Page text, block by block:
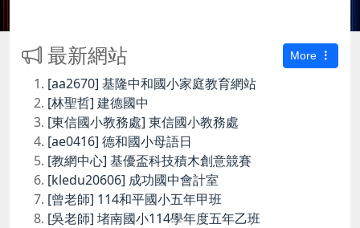
最新網站 More
[aa2670] 基隆中和國小家庭教育網站
[林聖哲] 建德國中
[東信國小教務處] 東信國小教務處
[ae0416] 德和國小母語日
[教網中心] 基優盃科技積木創意競賽
[kledu20606] 成功國中會計室
[曾老師] 114和平國小五年甲班
[吳老師] 堵南國小114學年度五年乙班